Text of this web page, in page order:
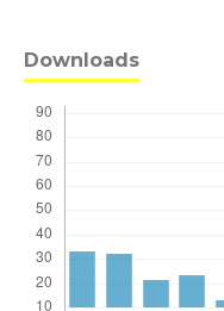
Downloads